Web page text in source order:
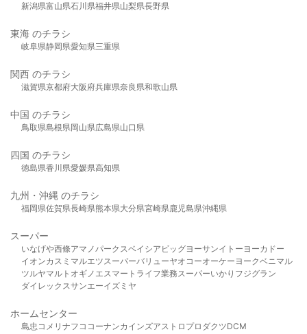
新潟県富山県石川県福井県山梨県長野県
東海 のチラシ
岐阜県静岡県愛知県三重県
関西 のチラシ
滋賀県京都府大阪府兵庫県奈良県和歌山県
中国 のチラシ
鳥取県島根県岡山県広島県山口県
四国 のチラシ
徳島県香川県愛媛県高知県
九州・沖縄 のチラシ
福岡県佐賀県長崎県熊本県大分県宮崎県鹿児島県沖縄県
スーパー
いなげや西條アマノパークスベイシア ビッグヨーサンイトーヨーカドー
イオンカスミ マルエツスーパーバリューヤオコーオーケー ヨークベニマル
ツルヤマルト オギノ エスマート ライフ業務スーパーいかり フジグラン
ダイレックスサンエーイズミヤ
ホームセンター
島忠 コメリ ナフコ コーナンカインズアストロプロダクツDCM